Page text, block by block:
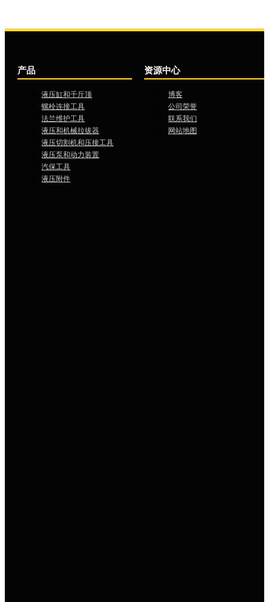
产品
液压缸和千斤顶
螺栓连接工具
法兰维护工具
液压和机械拉拔器
液压切割机和压接工具
液压泵和动力装置
汽保工具
液压附件
资源中心
博客
公司荣誉
联系我们
网站地图